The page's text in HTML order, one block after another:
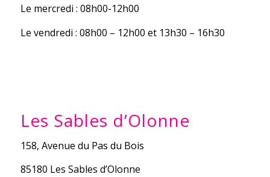
Le mercredi : 08h00-12h00
Le vendredi : 08h00 – 12h00 et 13h30 – 16h30
Les Sables d’Olonne
158, Avenue du Pas du Bois
85180 Les Sables d’Olonne